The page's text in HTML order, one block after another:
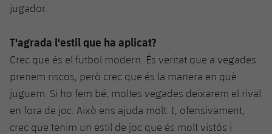
jugador.
T'agrada l'estil que ha aplicat?
Crec que és el futbol modern. És veritat que a vegades
prenem riscos, però crec que és la manera en què
juguem. Si ho fem bé, moltes vegades deixarem el rival
en fora de joc. Això ens ajuda molt. I, ofensivament,
crec que tenim un estil de joc que és molt vistós i